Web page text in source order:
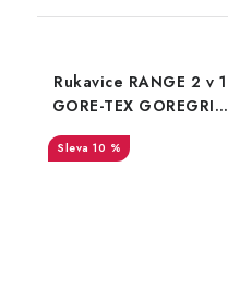
Rukavice RANGE 2 v 1
GORE-TEX GOREGRIP,
černá) 2025
10 %